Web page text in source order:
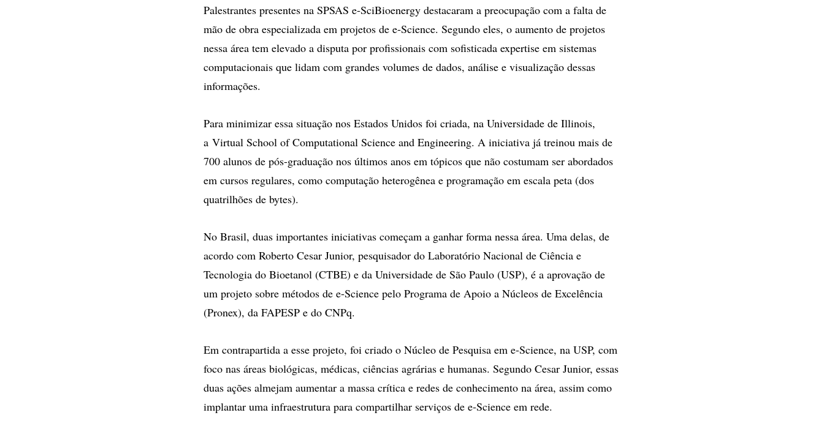
Palestrantes presentes na SPSAS e-SciBioenergy destacaram a preocupação com a falta de
mão de obra especializada em projetos de e-Science. Segundo eles, o aumento de projetos
nessa área tem elevado a disputa por profissionais com sofisticada expertise em sistemas
computacionais que lidam com grandes volumes de dados, análise e visualização dessas
informações.
Para minimizar essa situação nos Estados Unidos foi criada, na Universidade de Illinois,
a Virtual School of Computational Science and Engineering. A iniciativa já treinou mais de
700 alunos de pós-graduação nos últimos anos em tópicos que não costumam ser abordados
em cursos regulares, como computação heterogênea e programação em escala peta (dos
quatrilhões de bytes).
No Brasil, duas importantes iniciativas começam a ganhar forma nessa área. Uma delas, de
acordo com Roberto Cesar Junior, pesquisador do Laboratório Nacional de Ciência e
Tecnologia do Bioetanol (CTBE) e da Universidade de São Paulo (USP), é a aprovação de
um projeto sobre métodos de e-Science pelo Programa de Apoio a Núcleos de Excelência
(Pronex), da FAPESP e do CNPq.
Em contrapartida a esse projeto, foi criado o Núcleo de Pesquisa em e-Science, na USP, com
foco nas áreas biológicas, médicas, ciências agrárias e humanas. Segundo Cesar Junior, essas
duas ações almejam aumentar a massa crítica e redes de conhecimento na área, assim como
implantar uma infraestrutura para compartilhar serviços de e-Science em rede.